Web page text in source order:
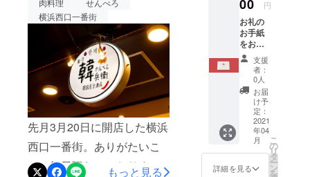
＿＿＿＿五軒目は…◇魚と
酒はなたれ(株式会社ファー
ストドロップ)こちらでは・
生しらす・ウニのポテトサ
ラダ・地卵だし巻きをいた
だきました！注文を迷って
いるときに店員さんに
「やっと今朝入ったんで
横浜西口一番街
先月3月20日に開店した横浜
西口一番街。ありがたいこ
とに毎日賑わっておりま
もっと見る
00 円
お礼の
お手紙
をお送
りいた
しま
す。
支援
者：
0人
お届
け予
定：
2021
年04
月
詳細を見る
こ
の
リ
タ
ー
ン
を